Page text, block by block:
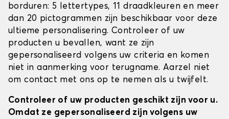
borduren: 5 lettertypes, 11 draadkleuren en meer
dan 20 pictogrammen zijn beschikbaar voor deze
ultieme personalisering. Controleer of uw
producten u bevallen, want ze zijn
gepersonaliseerd volgens uw criteria en komen
niet in aanmerking voor terugname. Aarzel niet
om contact met ons op te nemen als u twijfelt.
Controleer of uw producten geschikt zijn voor u.
Omdat ze gepersonaliseerd zijn volgens uw